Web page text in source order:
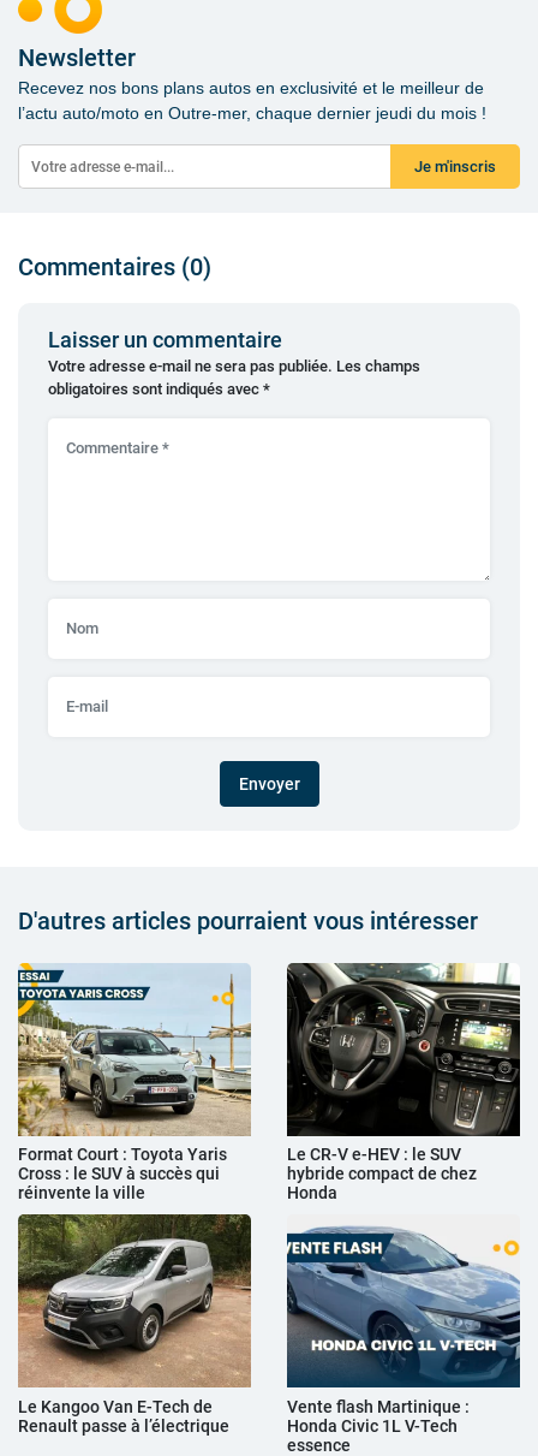
Newsletter
Recevez nos bons plans autos en exclusivité et le meilleur de
l’actu auto/moto en Outre-mer, chaque dernier jeudi du mois !
Je m'inscris
Commentaires (0)
Laisser un commentaire
Votre adresse e-mail ne sera pas publiée. Les champs
obligatoires sont indiqués avec *
Envoyer
D'autres articles pourraient vous intéresser
Format Court : Toyota Yaris
Cross : le SUV à succès qui
réinvente la ville
Le CR-V e-HEV : le SUV
hybride compact de chez
Honda
Le Kangoo Van E-Tech de
Renault passe à l’électrique
Vente flash Martinique :
Honda Civic 1L V-Tech
essence